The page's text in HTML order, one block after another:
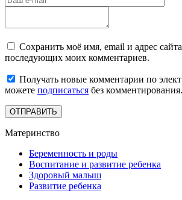
Сохранить моё имя, email и адрес
последующих моих комментариев.
Получать новые комментарии по
можете подписаться без комментирования.
Материнство
Беременность и роды
Воспитание и развитие ребенка
Здоровый малыш
Развитие ребенка